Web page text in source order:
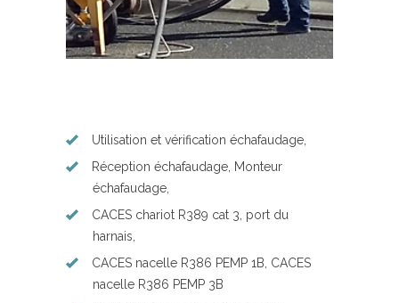
Utilisation et vérification échafaudage,
Réception échafaudage, Monteur
échafaudage,
CACES chariot R389 cat 3, port du
harnais,
CACES nacelle R386 PEMP 1B, CACES
nacelle R386 PEMP 3B